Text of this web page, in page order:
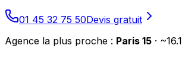
01 45 32 75 50Devis gratuit
Agence la plus proche : Paris 15 · ~16.1